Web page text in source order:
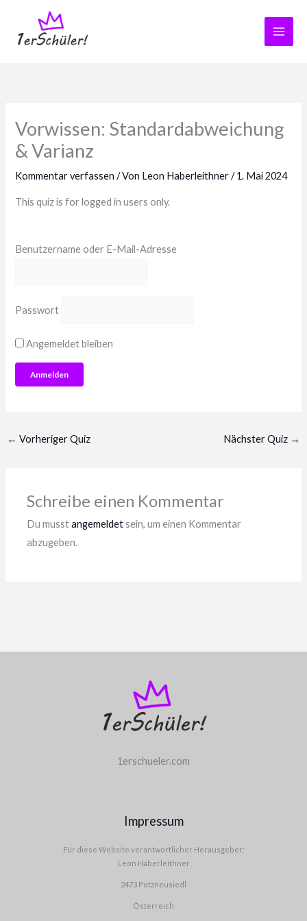
springen
Vorwissen: Standardabweichung
& Varianz
Kommentar verfassen / Von Leon Haberleithner/1. Mai 2024
This quiz is for logged in users only.
Benutzername oder E-Mail-Adresse
Passwort
Angemeldet bleiben
← Vorheriger Quiz Nächster Quiz →
Schreibe einen Kommentar
Du musstangemeldetsein, um einen Kommentar
abzugeben.
1erschueler.com
Impressum
Für diese Website verantwortlicher Herausgeber:
Leon Haberleithner
2473 Potzneusiedl
Österreich